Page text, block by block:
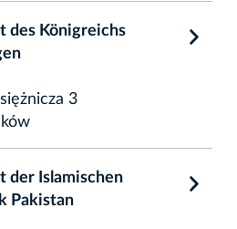
des Königreichs
3
der Islamischen
Pakistan